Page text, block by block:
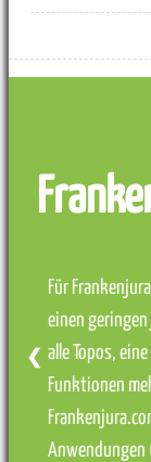
Für
einen
alle Topos,
Funktionen
Anwendungen
❮